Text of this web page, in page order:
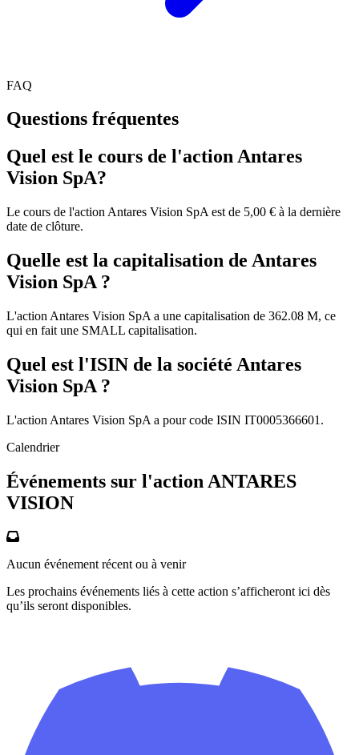
FAQ
Questions fréquentes
Quel est le cours de l'action Antares
Vision SpA?
Le cours de l'action Antares Vision SpA est de 5,00 € à la dernière
date de clôture.
Quelle est la capitalisation de Antares
Vision SpA ?
L'action Antares Vision SpA a une capitalisation de 362.08 M, ce
qui en fait une SMALL capitalisation.
Quel est l'ISIN de la société Antares
Vision SpA ?
L'action Antares Vision SpA a pour code ISIN IT0005366601.
Calendrier
Événements sur l'action ANTARES
VISION
Aucun événement récent ou à venir
Les prochains événements liés à cette action s’afficheront ici dès
qu’ils seront disponibles.